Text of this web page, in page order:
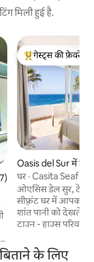
मिली हुई है.
से 4.97, 107 समीक्षाएँ
गेस्ट्स का टॉप फ़ेवरेट
गेस्ट्स की फ़ेवरेट
Oasis del Sur में
घर · Casita
ओएसिस डेल सुर,
सीफ़्रंट घर में आपका
शांत पानी को देखते
टाउन - हाउस
हमारी अच्छी तरह से
जगह में आराम करें और
के लिए